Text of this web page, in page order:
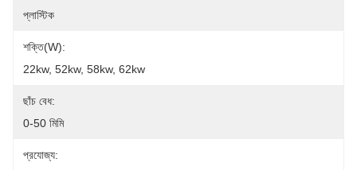
প্লাস্টিক
শক্তি(W):
22kw, 52kw, 58kw, 62kw
ছাঁচ বেধ:
0-50 মিমি
প্রযোজ্য: